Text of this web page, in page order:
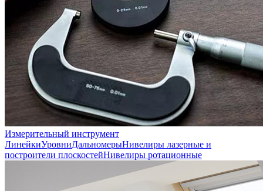
Измерительный инструмент
ЛинейкиУровниДальномерыНивелиры лазерные и
построители плоскостейНивелиры ротационные